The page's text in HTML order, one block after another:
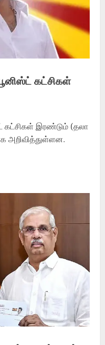
கட்சிகள்
கட்சிகள் இரண்டும் (தலா
அறிவித்துள்ளன.